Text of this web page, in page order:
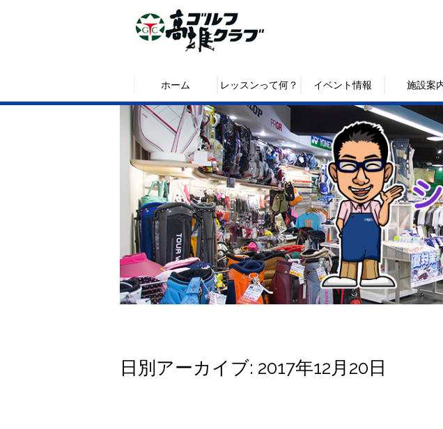
ホーム レッスンって何？ イベント情報 施設案
日別アーカイブ: 2017年12月20日